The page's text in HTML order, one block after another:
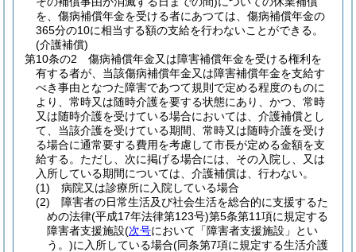
を、傷病補償年金を受ける者にあつては、傷病補償年金の
365分の10に相当する額の支給を行わないことができる。
(介護補償)
第10条の2
傷病補償年金又は障害補償年金を受ける権利を
有する者が、当該傷病補償年金又は障害補償年金を支給す
べき事由となつた障害であつて規則で定める程度のものに
より、常時又は随時介護を要する状態にあり、かつ、常時
又は随時介護を受けている場合においては、介護補償とし
て、当該介護を受けている期間、常時又は随時介護を受け
る場合に通常要する費用を考慮して市長が定める金額を支
給する。 ただし、次に掲げる場合には、その入院し、又は
入所している期間については、介護補償は、行わない。
(1)
病院又は診療所に入院している場合
(2)
障害者の日常生活及び社会生活を総合的に支援するた
めの法律(平成17年法律第123号)第5条第11項に規定する
障害者支援施設(次号において「障害者支援施設」とい
う。)に入所している場合(同条第7項に規定する生活介護